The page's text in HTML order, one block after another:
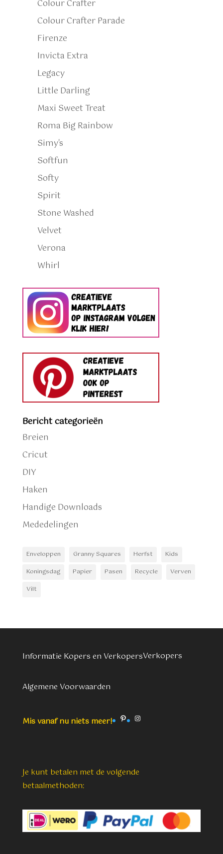
Colour Crafter
Colour Crafter Parade
Firenze
Invicta Extra
Legacy
Little Darling
Maxi Sweet Treat
Roma Big Rainbow
Simy's
Softfun
Softy
Spirit
Stone Washed
Velvet
Verona
Whirl
Bericht categorieën
Breien
Cricut
DIY
Haken
Handige Downloads
Mededelingen
Enveloppen Granny Squares Herfst
Kids
Koningsdag
Papier Pasen Recycle
Verven
Vilt
Informatie Kopers en VerkopersVerkopers
Algemene Voorwaarden
Mis vanaf nu niets meer! PinterestInstagram
Je kunt betalen met de volgende
betaalmethoden: